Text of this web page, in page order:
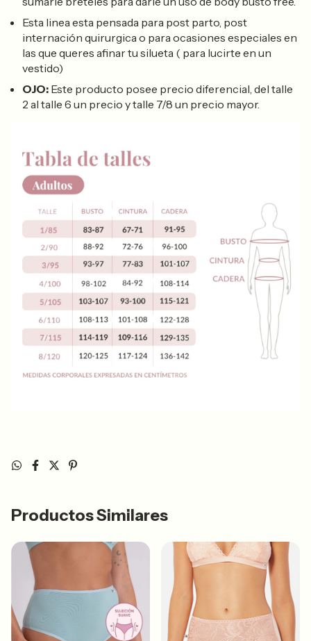
Esta linea esta pensada para post parto, post
internación quirurgica o para ocasiones especiales en
las que queres afinar tu silueta ( para lucirte en un
vestido)
OJO: Este producto posee precio diferencial, del talle
2 al talle 6 un precio y talle 7/8 un precio mayor.
Productos Similares